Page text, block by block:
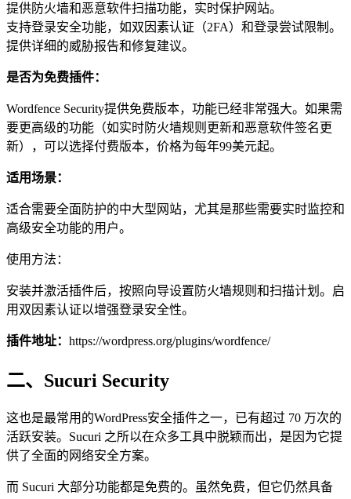
提供防火墙和恶意软件扫描功能，实时保护网站。
支持登录安全功能，如双因素认证（2FA）和登录尝试限制。
提供详细的威胁报告和修复建议。
是否为免费插件：
Wordfence Security提供免费版本，功能已经非常强大。如果需
要更高级的功能（如实时防火墙规则更新和恶意软件签名更
新），可以选择付费版本，价格为每年99美元起。
适用场景：
适合需要全面防护的中大型网站，尤其是那些需要实时监控和
高级安全功能的用户。
使用方法：
安装并激活插件后，按照向导设置防火墙规则和扫描计划。启
用双因素认证以增强登录安全性。
插件地址： https://wordpress.org/plugins/wordfence/
二、Sucuri Security
这也是最常用的WordPress安全插件之一，已有超过 70 万次的
活跃安装。Sucuri 之所以在众多工具中脱颖而出，是因为它提
供了全面的网络安全方案。
而 Sucuri 大部分功能都是免费的。虽然免费，但它仍然具备